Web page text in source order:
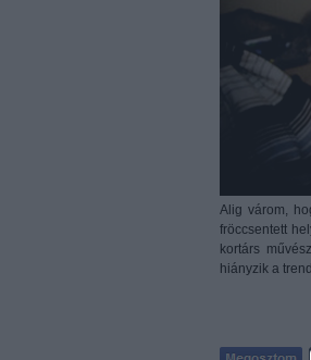
Alig várom,
fröccsentett
kortárs
hiányzik a